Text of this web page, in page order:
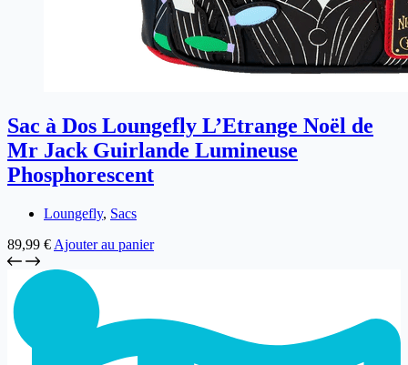
Sac à Dos Loungefly L’Etrange Noël de
Mr Jack Guirlande Lumineuse
Phosphorescent
Loungefly, Sacs
89,99 € Ajouter au panier